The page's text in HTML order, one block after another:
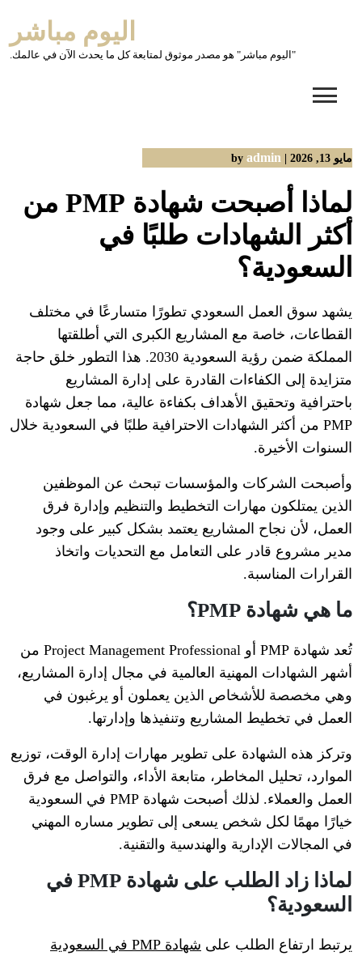
اليوم مباشر
"اليوم مباشر" هو مصدر موثوق لمتابعة كل ما يحدث الآن في عالمك.
مايو 13, 2026 by admin
لماذا أصبحت شهادة PMP من
أكثر الشهادات طلبًا في
السعودية؟
يشهد سوق العمل السعودي تطورًا متسارعًا في مختلف
القطاعات، خاصة مع المشاريع الكبرى التي أطلقتها
المملكة ضمن رؤية السعودية 2030. هذا التطور خلق حاجة
متزايدة إلى الكفاءات القادرة على إدارة المشاريع
باحترافية وتحقيق الأهداف بكفاءة عالية، مما جعل شهادة
PMP من أكثر الشهادات الاحترافية طلبًا في السعودية خلال
السنوات الأخيرة.
وأصبحت الشركات والمؤسسات تبحث عن الموظفين
الذين يمتلكون مهارات التخطيط والتنظيم وإدارة فرق
العمل، لأن نجاح المشاريع يعتمد بشكل كبير على وجود
مدير مشروع قادر على التعامل مع التحديات واتخاذ
القرارات المناسبة.
ما هي شهادة PMP؟
تُعد شهادة PMP أو Project Management Professional من
أشهر الشهادات المهنية العالمية في مجال إدارة المشاريع،
وهي مخصصة للأشخاص الذين يعملون أو يرغبون في
العمل في تخطيط المشاريع وتنفيذها وإدارتها.
وتركز هذه الشهادة على تطوير مهارات إدارة الوقت، توزيع
الموارد، تحليل المخاطر، متابعة الأداء، والتواصل مع فرق
العمل والعملاء. لذلك أصبحت شهادة PMP في السعودية
خيارًا مهمًا لكل شخص يسعى إلى تطوير مساره المهني
في المجالات الإدارية والهندسية والتقنية.
لماذا زاد الطلب على شهادة PMP في
السعودية؟
يرتبط ارتفاع الطلب على شهادة PMP في السعودية